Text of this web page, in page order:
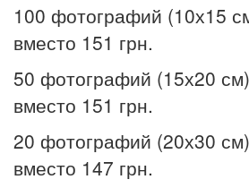
100 фотографий (10х15
вместо 151 грн.
50 фотографий (15х20
вместо 151 грн.
20 фотографий (20х30
вместо 147 грн.